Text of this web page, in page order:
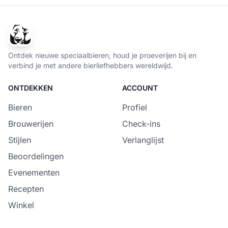
Ontdek nieuwe speciaalbieren, houd je proeverijen bij en
verbind je met andere bierliefhebbers wereldwijd.
ONTDEKKEN
Bieren
Brouwerijen
Stijlen
Beoordelingen
Evenementen
Recepten
Winkel
ACCOUNT
Profiel
Check-ins
Verlanglijst